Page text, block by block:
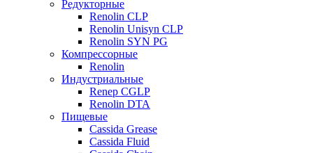
Редукторные
Renolin CLP
Renolin Unisyn CLP
Renolin SYN PG
Компрессорные
Renolin
Индустриальные
Renep CGLP
Renolin DTA
Пищевые
Cassida Grease
Cassida Fluid